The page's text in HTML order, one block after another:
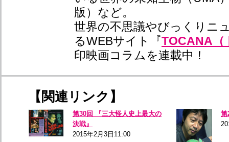
版）など。
世界の不思議やびっくりニ
るWEBサイト『TOCANA（
印映画コラムを連載中！
【関連リンク】
第30回 『三大怪人史上最大の
決戦』
2015年2月3日11:00
第